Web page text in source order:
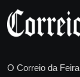
O Correio da